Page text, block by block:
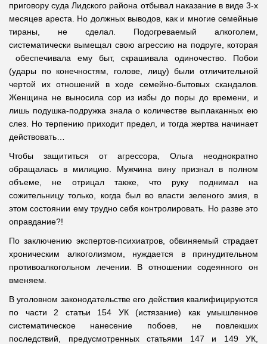
приговору суда Лидского района отбывал наказание в виде 3-х
месяцев ареста. Но должных выводов, как и многие семейные
тираны, не сделал. Подогреваемый алкоголем,
систематически вымещал свою агрессию на подруге, которая
обеспечивала ему быт, скрашивала одиночество. Побои
(удары по конечностям, голове, лицу) были отличительной
чертой их отношений в ходе семейно-бытовых скандалов.
Женщина не выносила сор из избы до поры до времени, и
лишь подушка-подружка знала о количестве выплаканных ею
слез. Но терпению приходит предел, и тогда жертва начинает
действовать…
Чтобы защититься от агрессора, Ольга неоднократно
обращалась в милицию. Мужчина вину признал в полном
объеме, не отрицал также, что руку поднимал на
сожительницу только, когда был во власти зеленого змия, в
этом состоянии ему трудно себя контролировать. Но разве это
оправдание?!
По заключению экспертов-психиатров, обвиняемый страдает
хроническим алкоголизмом, нуждается в принудительном
противоалкогольном лечении. В отношении содеянного он
вменяем.
В уголовном законодательстве его действия квалифицируются
по части 2 статьи 154 УК (истязание) как умышленное
систематическое нанесение побоев, не повлекших
последствий, предусмотренных статьями 147 и 149 УК,